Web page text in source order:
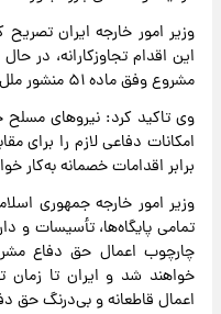
وزیر امور خارجه ایران
این اقدام تجاوزکارانه، در
مشروع وفق ماده ۵۱ منشور ملل متحد می‌باشد.
وی تاکید کرد: نیروهای مسلح
امکانات دفاعی لازم را برای
برابر اقدامات خصمانه به‌کار
وزیر امور خارجه جمهوری
تمامی پایگاه‌ها، تأسیسات و
چارچوب اعمال حق دفاع
خواهند شد و ایران تا
اعمال قاطعانه و بی‌درنگ حق